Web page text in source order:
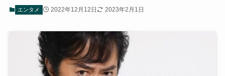
エンタメ 2022年12月12日 2023年2月1日